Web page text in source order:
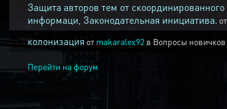
Защита авторов тем от
информаци, Законодательная инициатива. от
колонизация от makaralex92 в Вопросы
Перейти на форум